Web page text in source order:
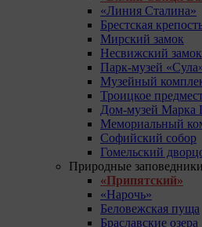
«Линия Сталина»
Брестская
Мирский замок
Несвижский замок
Парк-музей
Музейный
Троицкое
Дом-музей Марка
Мемориальный
Софийский собор
Гомельский
Природные заповедники
«Припятский»
«Нарочь»
Беловежская пуща
Браславские озера